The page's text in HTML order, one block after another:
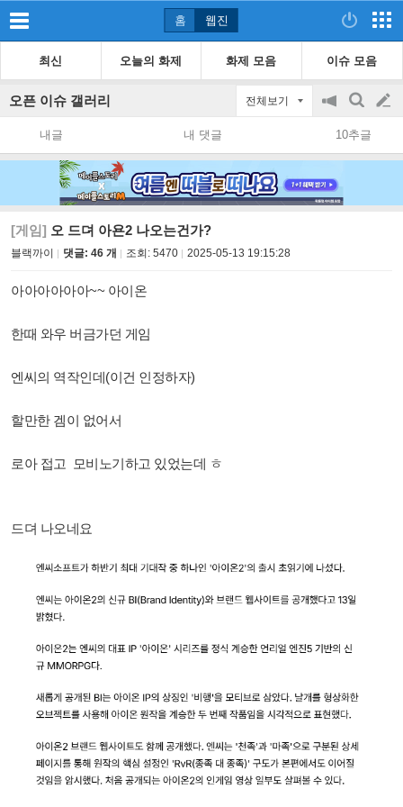
홈 웹진
최신 오늘의 화제 화제 모음 이슈 모음
오픈 이슈 갤러리 전체보기
공
지
on/off
검
색
글
쓰
내글 내 댓글 10추글
[게임] 오 드뎌 아욘2 나오는건가?
블랙까이 댓글: 46 개 조회: 5470 2025-05-13 19:15:28
아아아아아아~~ 아이온
한때 와우 버금가던 게임
엔씨의 역작인데(이건 인정하자)
할만한 겜이 없어서
로아 접고 모비노기하고 있었는데 ㅎ
드뎌 나오네요